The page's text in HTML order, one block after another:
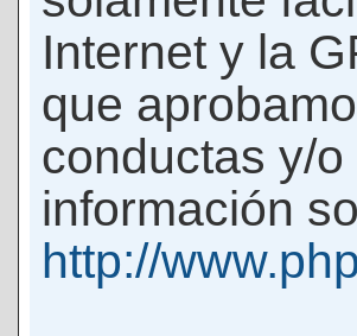
Internet y la
que
conductas y/
información
http://